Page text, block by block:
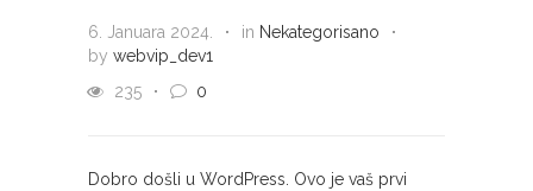
6. Januara 2024. in Nekategorisano
by webvip_dev1
235
0
Dobro došli u WordPress. Ovo je vaš prvi